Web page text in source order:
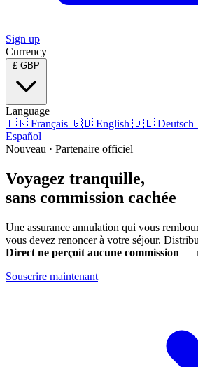
Sign up
Currency
£ GBP
Language
🇫🇷 Français 🇬🇧 English 🇩🇪 Deutsch
Español
Nouveau · Partenaire officiel
Voyagez tranquille,
sans commission cachée
Une assurance annulation qui vous
vous devez renoncer à votre séjour.
Direct ne perçoit aucune commission —
Souscrire maintenant